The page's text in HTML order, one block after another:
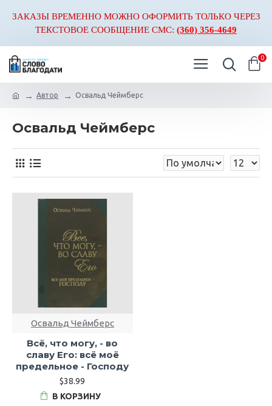
ЗАКАЗЫ ВРЕМЕННО МОЖНО ОФОРМИТЬ ТОЛЬКО ЧЕРЕЗ
ТЕКСТОВОЕ СООБЩЕНИЕ СМС: (360) 356-4649
0
Автор Освальд Чеймберс
Освальд Чеймберс
Освальд Чеймберс
Всё, что могу, - во
славу Его: всё моё
предельное - Господу
$38.99
В КОРЗИНУ